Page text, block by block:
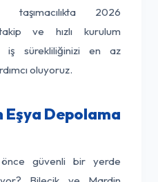
taşımacılıkta 2026
ve hızlı kurulum
iş sürekliliğinizi en az
oluyoruz.
Eşya Depolama
önce güvenli bir yerde